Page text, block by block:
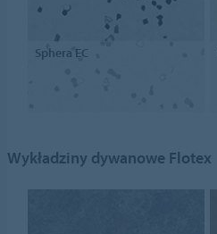
Sphera EC
Wykładziny dywanowe Flotex